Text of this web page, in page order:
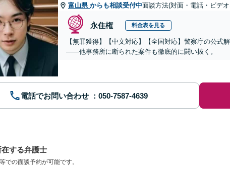
富山県 からも相談受付中面談方法(対面・電話・ビデ
永住権 料金表を見る
【無罪獲得】【中文対応】【全国対応】警察庁の公
——他事務所に断られた案件も徹底的に闘い抜く。
電話でお問い合わせ
する弁護士
での面談予約が可能です。